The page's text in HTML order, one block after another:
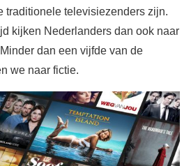
traditionele televisiezenders zijn.
kijken Nederlanders dan ook naar
dan een vijfde van de
we naar fictie.